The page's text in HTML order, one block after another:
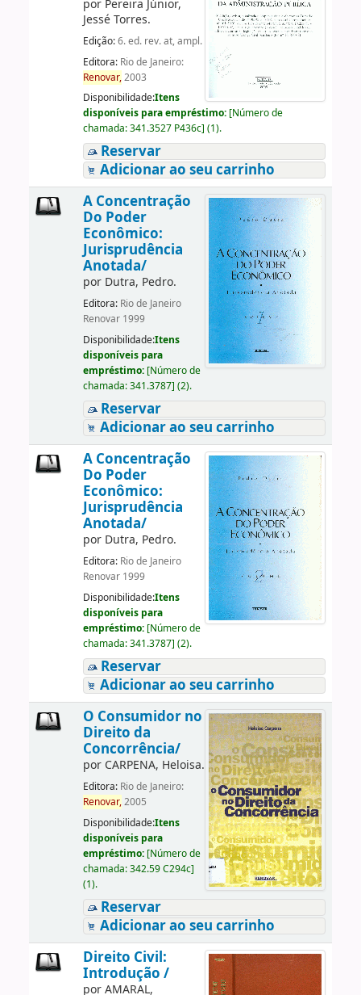
por Pereira Júnior,
Jessé Torres.
Edição:6. ed. rev. at, ampl.
Editora: Rio de Janeiro:
Renovar,2003
Disponibilidade:Itens
disponíveis para empréstimo: [Número de
chamada:341.3527 P436c] (1).
Reservar
Adicionar ao seu carrinho
A Concentração
Do Poder
Econômico:
Jurisprudência
Anotada/
por Dutra, Pedro.
Editora: Rio de Janeiro
Renovar 1999
Disponibilidade:Itens
disponíveis para
empréstimo: [Número de
chamada:341.3787] (2).
Reservar
Adicionar ao seu carrinho
A Concentração
Do Poder
Econômico:
Jurisprudência
Anotada/
por Dutra, Pedro.
Editora: Rio de Janeiro
Renovar 1999
Disponibilidade:Itens
disponíveis para
empréstimo: [Número de
chamada:341.3787] (2).
Reservar
Adicionar ao seu carrinho
O Consumidor no
Direito da
Concorrência/
por CARPENA, Heloisa.
Editora: Rio de Janeiro:
Renovar,2005
Disponibilidade:Itens
disponíveis para
empréstimo: [Número de
chamada:342.59 C294c]
(1).
Reservar
Adicionar ao seu carrinho
Direito Civil:
Introdução /
porAMARAL,